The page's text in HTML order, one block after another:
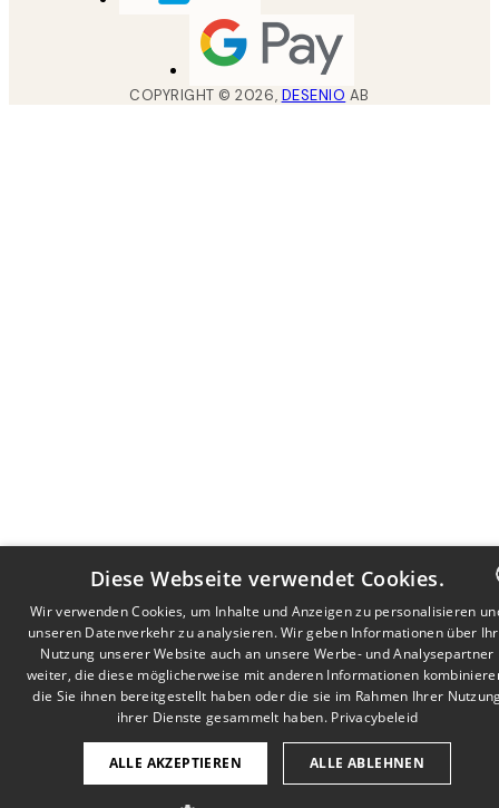
COPYRIGHT ©2026, DESENIO AB
DUTCH
FRENCH
Diese Webseite verwendet Cookies.
Wir verwenden Cookies, um Inhalte und Anzeigen zu personalisieren
unseren Datenverkehr zu analysieren. Wir geben Informationen über
Nutzung unserer Website auch an unsere Werbe- und Analysepartner
weiter, die diese möglicherweise mit anderen Informationen
die Sie ihnen bereitgestellt haben oder die sie im Rahmen Ihrer
ihrer Dienste gesammelt haben. Privacybeleid
ALLE AKZEPTIEREN ALLE ABLEHNEN